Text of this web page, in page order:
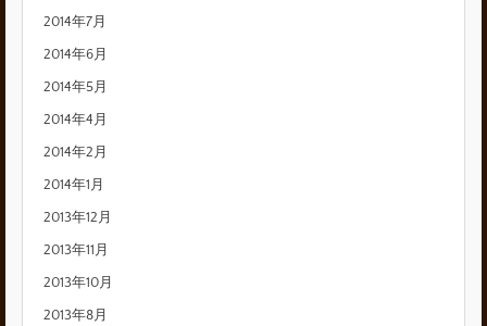
2014年7月
2014年6月
2014年5月
2014年4月
2014年2月
2014年1月
2013年12月
2013年11月
2013年10月
2013年8月